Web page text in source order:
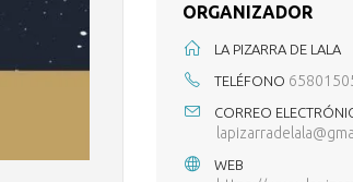
ORGANIZADOR
LA PIZARRA DE LALA
TELÉFONO
CORREO
WEB